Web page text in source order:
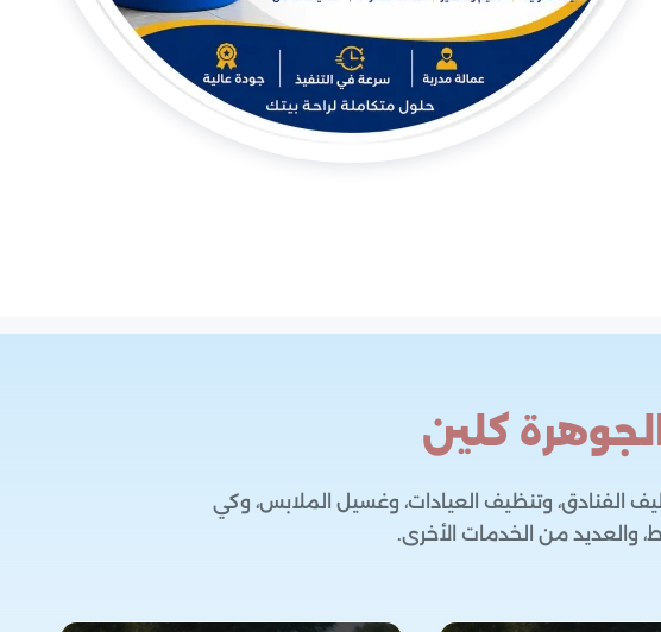
كلين
الفنادق، وتنظيف العيادات، وغسيل الملابس، وكي
والعديد من الخدمات الأخرى.